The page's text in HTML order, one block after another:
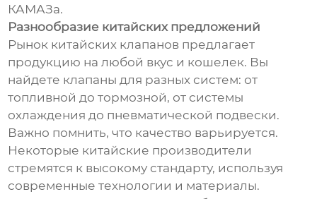
КАМАЗа.
Разнообразие китайских предложений
Рынок китайских клапанов предлагает
продукцию на любой вкус и кошелек. Вы
найдете клапаны для разных систем: от
топливной до тормозной, от системы
охлаждения до пневматической подвески.
Важно помнить, что качество варьируется.
Некоторые китайские производители
стремятся к высокому стандарту, используя
современные технологии и материалы.